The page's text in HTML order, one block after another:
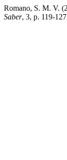
Romano, S. M. V.
Saber, 3, p. 119-